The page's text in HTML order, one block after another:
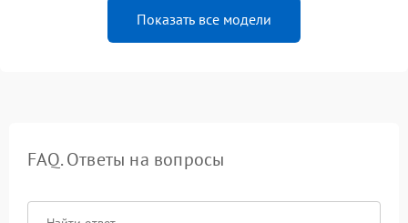
Показать все модели
FAQ. Ответы на вопросы